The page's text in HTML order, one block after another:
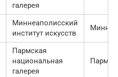
галерея
Миннеаполисский
институт искусств
Пармская
национальная
галерея
Парма